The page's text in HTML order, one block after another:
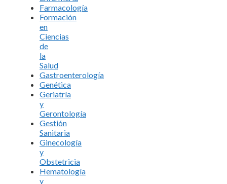
Farmacología
Formación
en
Ciencias
de
la
Salud
Gastroenterología
Genética
Geriatría
y
Gerontología
Gestión
Sanitaria
Ginecología
y
Obstetricia
Hematología
y